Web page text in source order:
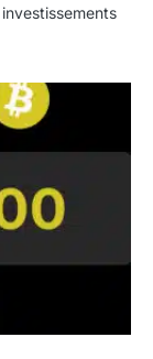
que les